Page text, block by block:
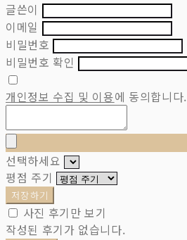
글쓴이
이메일
비밀번호
비밀번호 확인
개인정보 수집 및 이용에 동의합니다.
선택하세요
평점 주기
저장하기
사진 후기만 보기
작성된 후기가 없습니다.